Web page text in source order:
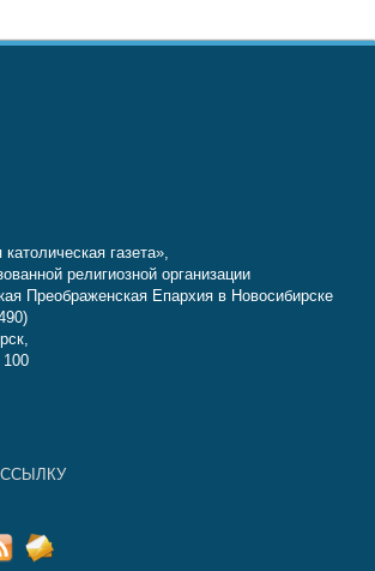
газета»,
религиозной организации
Преображенская Епархия в Новосибирске